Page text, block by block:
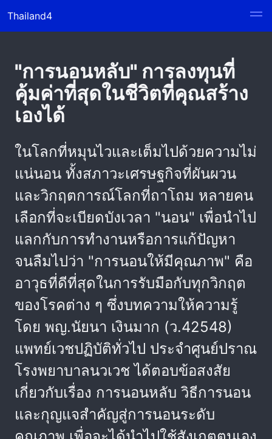
Thailand4
"การนอนหลับ" การลงทุนที่
คุ้มค่าที่สุดในชีวิตที่คุณสร้าง
เองได้
ในโลกที่หมุนไวและเต็มไปด้วยความไม่
แน่นอน ทั้งสภาวะเศรษฐกิจที่ผันผวน
และวิกฤตการณ์โลกที่ถาโถม หลายคน
เลือกที่จะเบียดบังเวลา "นอน" เพื่อนำไป
แลกกับการทำงานหรือการแก้ปัญหา
จนลืมไปว่า "การนอนให้มีคุณภาพ" คือ
อาวุธที่ดีที่สุดในการรับมือกับทุกวิกฤต
ของโรคต่าง ๆ ซึ่งบทความให้ความรู้
โดย พญ.นัยนา เงินมาก (ว.42548)
แพทย์เวชปฏิบัติทั่วไป ประจำศูนย์ปราณ
โรงพยาบาลนวเวช ได้ตอบข้อสงสัย
เกี่ยวกับเรื่อง การนอนหลับ วิธีการนอน
และกุญแจสำคัญสู่การนอนระดับ